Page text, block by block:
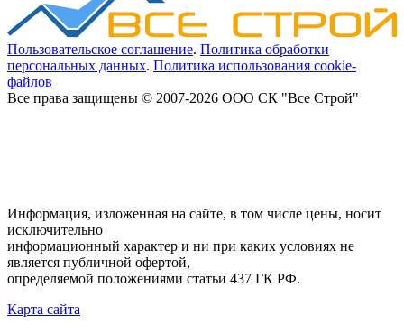
Пользовательское соглашение. Политика обработки
персональных данных. Политика использования cookie-
файлов
Все права защищены © 2007-2026 ООО СК "Все Строй"
Информация, изложенная на сайте, в том числе цены, носит
исключительно
информационный характер и ни при каких условиях не
является публичной офертой,
определяемой положениями статьи 437 ГК РФ.
Карта сайта